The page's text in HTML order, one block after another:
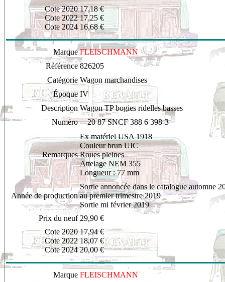
Cote 2020
Cote 2022
Cote 2024
17,18 €
17,25 €
16,68 €
Marque FLEISCHMANN
Référence 826205
Catégorie Wagon marchandises
Époque IV
Description Wagon TP bogies ridelles basses
Numéro ---20 87 SNCF 388 6 398-3
Remarques
Ex matériel USA 1918
Couleur brun UIC
Roues pleines
Attelage NEM 355
Longueur : 77 mm
Année de production
Sortie annoncée dans le catalogue automne
au premier trimestre 2019
Sortie mi février 2019
Prix du neuf 29,90 €
Cote 2020
Cote 2022
Cote 2024
17,94 €
18,07 €
20,00 €
Marque FLEISCHMANN